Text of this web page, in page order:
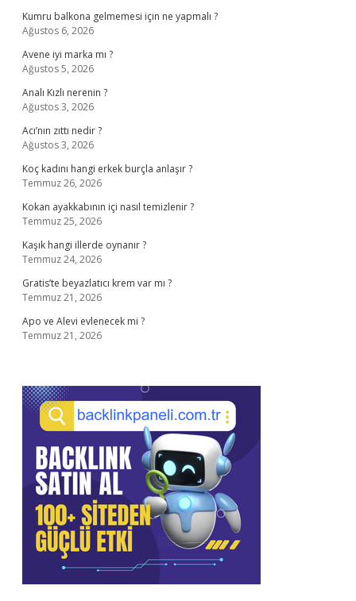
Kumru balkona gelmemesi için ne yapmalı ?
Ağustos 6, 2026
Avene iyi marka mı ?
Ağustos 5, 2026
Analı Kızlı nerenin ?
Ağustos 3, 2026
Acı’nın zıttı nedir ?
Ağustos 3, 2026
Koç kadını hangi erkek burçla anlaşır ?
Temmuz 26, 2026
Kokan ayakkabının içi nasıl temizlenir ?
Temmuz 25, 2026
Kaşık hangi illerde oynanır ?
Temmuz 24, 2026
Gratis’te beyazlatıcı krem var mı ?
Temmuz 21, 2026
Apo ve Alevi evlenecek mi ?
Temmuz 21, 2026